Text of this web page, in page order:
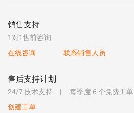
销售支持
1对1售前咨询
在线咨询
联系销售人员
售后支持计划
24/7 技术支持 每季度 6 个免费工单
创建工单